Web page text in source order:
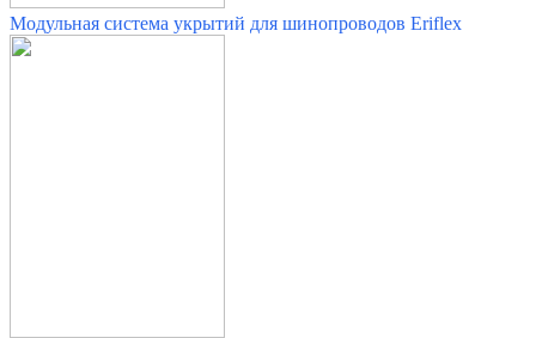
Модульная система укрытий для шинопроводов Eriflex